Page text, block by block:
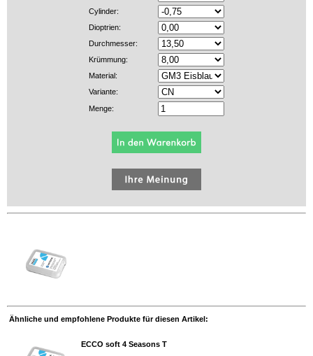
Cylinder:
Dioptrien:
Durchmesser:
Krümmung:
Material:
Variante:
Menge:
Ähnliche und empfohlene Produkte für diesen Artikel:
ECCO soft 4 Seasons T